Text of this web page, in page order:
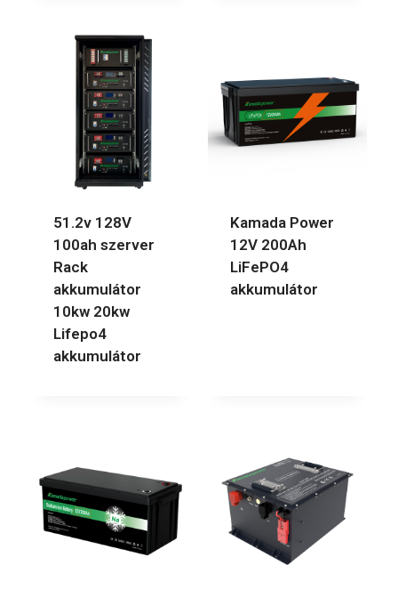
51.2v 128V
100ah szerver
Rack
akkumulátor
10kw 20kw
Lifepo4
akkumulátor
Kamada Power
12V 200Ah
LiFePO4
akkumulátor